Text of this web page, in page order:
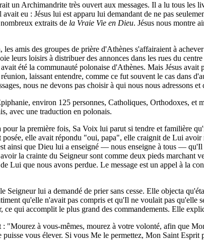
un Archimandrite très ouvert aux messages. Il a lu tous les
eu : Jésus lui est apparu lui demandant de ne pas
extraits de la Vraie Vie en Dieu. Jésus nous montre
les amis des groupes de prière d'Athènes s'affairaient à
leurs loisirs à distribuer des annonces dans les rues du
été la communauté polonaise d'Athènes. Mais Jésus
laissant entendre, comme ce fut souvent le cas dans
nous ne devons pas choisir à qui nous nous adressons
environ 125 personnes, Catholiques, Orthodoxes, et
avec une traduction en polonais.
la première fois, Sa Voix lui parut si tendre et familière
elle avait répondu "oui, papa", elle craignit de Lui
ainsi que Dieu lui a enseigné — nous enseigne à tous —
la crainte du Seigneur sont comme deux pieds
Lui que nous avons perdue. Le message est un appel à la
lui a demandé de prier sans cesse. Elle objecta
qu'elle n'avait pas compris et qu'Il ne voulait pas qu'elle
qui accomplit le plus grand des commandements. Elle
: "Mourez à vous-mêmes, mourez à votre volonté, afin que
puisse vous élever. Si vous Me le permettez, Mon Saint